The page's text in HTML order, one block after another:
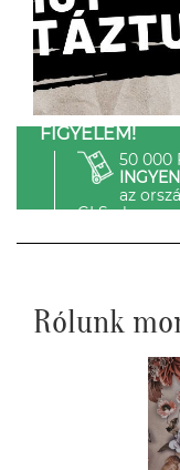
FIGYELEM!
50 000
az
GLS-el.
Rólunk